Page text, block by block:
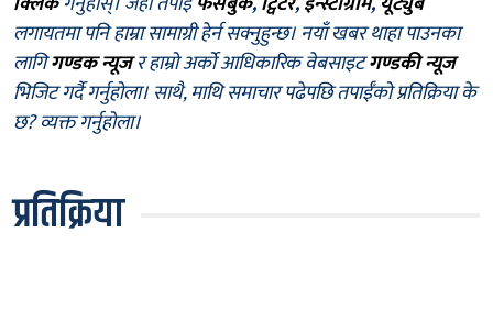
लगायतमा पनि हाम्रा सामाग्री हेर्न सक्नुहुन्छ। नयाँ खबर थाहा पाउनका
लागिगण्डक न्यूजर हाम्रो अर्को आधिकारिक वेबसाइटगण्डकी न्यूज
भिजिट गर्दै गर्नुहोला। साथै, माथि समाचार पढेपछि तपाईँको प्रतिक्रिया के
छ? व्यक्त गर्नुहोला।
प्रतिक्रिया